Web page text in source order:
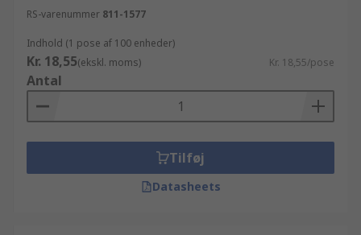
RS-varenummer 811-1577
Indhold (1 pose af 100 enheder)
Kr. 18,55(ekskl. moms) Kr. 18,55/pose
Antal
Tilføj
Datasheets